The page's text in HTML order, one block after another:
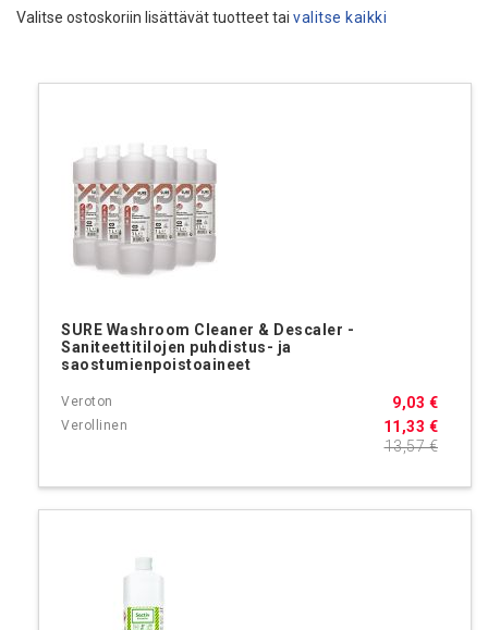
Valitse ostoskoriin lisättävät tuotteet tai valitse kaikki
SURE Washroom Cleaner & Descaler -
Saniteettitilojen puhdistus- ja
saostumienpoistoaineet
11,33 €
9,03 €
13,57 €